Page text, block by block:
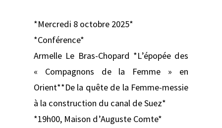
*Mercredi 8 octobre 2025*
*Conférence*
Armelle Le Bras-Chopard *L’épopée des
« Compagnons de la Femme » en
Orient**De la quête de la Femme-messie
à la construction du canal de Suez*
*19h00, Maison d’Auguste Comte*